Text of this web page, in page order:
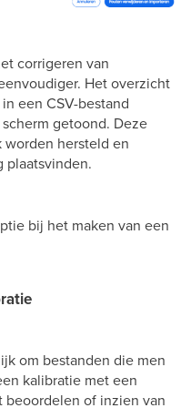
corrigeren van
Het overzicht
een CSV-bestand
getoond. Deze
hersteld en
plaatsvinden.
bij het maken van een
om bestanden die men
kalibratie met een
of inzien van